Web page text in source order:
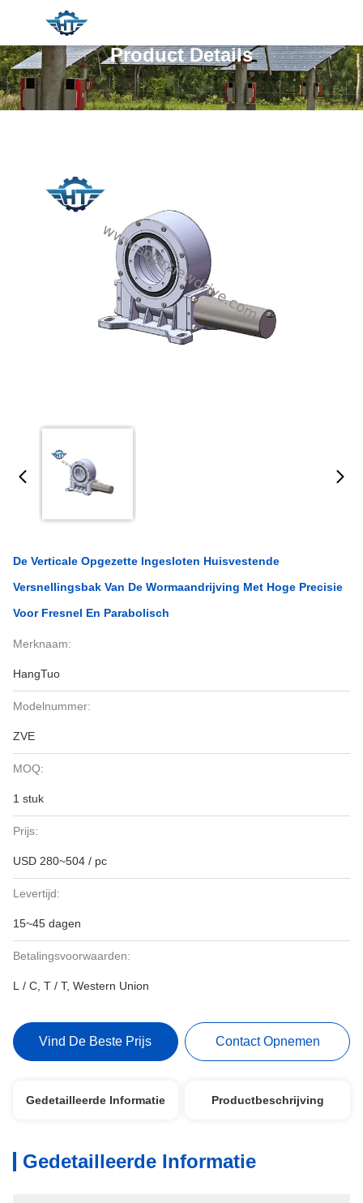
Product Details
De Verticale Opgezette Ingesloten Huisvestende
Versnellingsbak Van De Wormaandrijving Met Hoge Precisie
Voor Fresnel En Parabolisch
Merknaam:
HangTuo
Modelnummer:
ZVE
MOQ:
1 stuk
Prijs:
USD 280~504 / pc
Levertijd:
15~45 dagen
Betalingsvoorwaarden:
L / C, T / T, Western Union
Vind De Beste Prijs Contact Opnemen
Gedetailleerde Informatie Productbeschrijving
Gedetailleerde Informatie